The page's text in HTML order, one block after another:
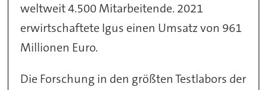
weltweit 4.500 Mitarbeitende. 2021
erwirtschaftete Igus einen Umsatz von 961
Millionen Euro.
Die Forschung in den größten Testlabors der